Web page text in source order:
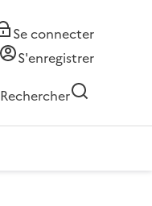
Se connecter
S'enregistrer
Rechercher